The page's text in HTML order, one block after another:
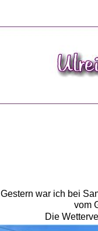
Gestern war ich bei
vom
Die